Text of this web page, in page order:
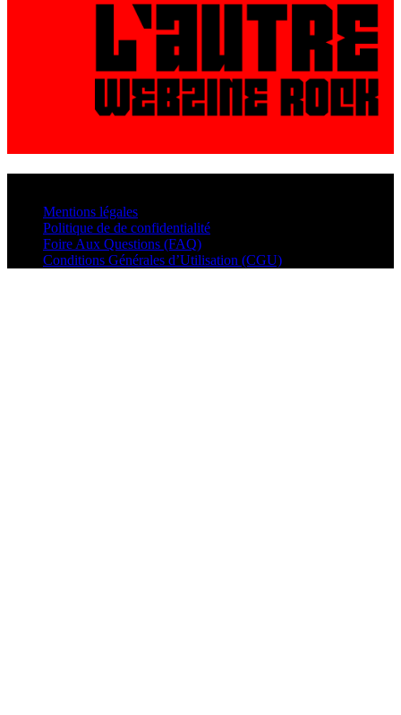
Mentions légales
Politique de de confidentialité
Foire Aux Questions (FAQ)
Conditions Générales d’Utilisation (CGU)